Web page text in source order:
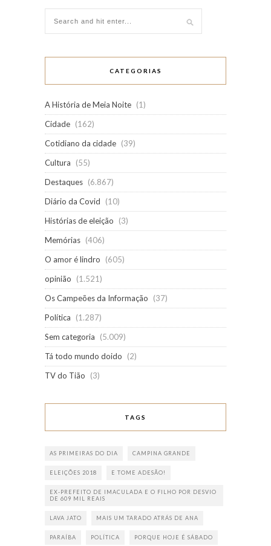
CATEGORIAS
A História de Meia Noite (1)
Cidade (162)
Cotidiano da cidade (39)
Cultura
(55)
Destaques (6.867)
Diário da Covid
(10)
Histórias de eleição
(3)
Memórias (406)
O amor é lindro
(605)
opinião
(1.521)
Os Campeões da Informação
(37)
Política
(1.287)
Sem categoria
(5.009)
Tá todo mundo doido
(2)
TV do Tião
(3)
TAGS
AS PRIMEIRAS DO DIA CAMPINA GRANDE
ELEIÇÕES 2018 E TOME ADESÃO!
EX-PREFEITO DE IMACULADA E O FILHO POR DESVIO
DE 609 MIL REAIS
LAVA JATO MAIS UM TARADO ATRÁS DE ANA
PARAÍBA POLÍTICA PORQUE HOJE É SÁBADO